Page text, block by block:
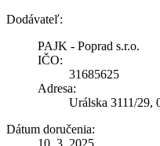
Dodávateľ:
PAJK - Poprad s.r.o.
IČO:
31685625
Adresa:
Urálska 3111/29,
Dátum doručenia:
10. 3. 2025